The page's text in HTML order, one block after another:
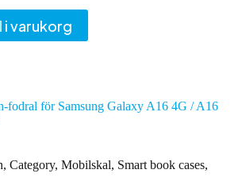
i varukorg
fodral för Samsung Galaxy A16 4G / A16
, Category, Mobilskal, Smart book cases,